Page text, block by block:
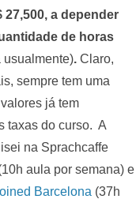
27,500, a depender
de horas
usualmente). Claro,
sempre tem uma
já tem
taxas do curso. A
na Sprachcaffe
aula por semana) e
Barcelona (37h